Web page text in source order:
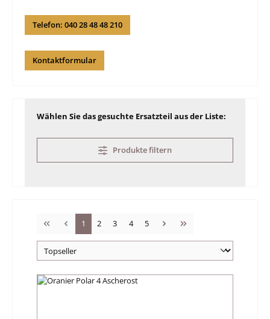
Telefon: 040 28 48 48 210
Kontaktformular
Wählen Sie das gesuchte Ersatzteil aus der Liste:
Produkte filtern
Seite
1 Seite
2 Seite
3 Seite
4 Seite
5